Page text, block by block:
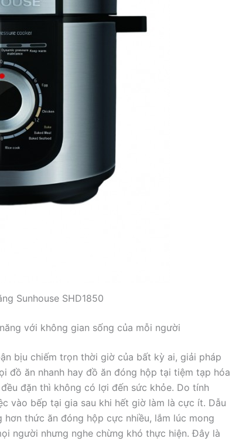
Sunhouse SHD1850
với không gian sống của mỗi người
bịu chiếm trọn thời giờ của bất kỳ ai, giải pháp
đồ ăn nhanh hay đồ ăn đóng hộp tại tiệm tạp hóa
đặn thì không có lợi đến sức khỏe. Do tính
vào bếp tại gia sau khi hết giờ làm là cực ít. Dẫu
thức ăn đóng hộp cực nhiều, lắm lúc mong
người nhưng nghe chừng khó thực hiện. Đây là